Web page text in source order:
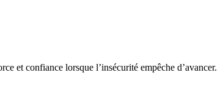
et confiance lorsque l’insécurité empêche d’avancer.